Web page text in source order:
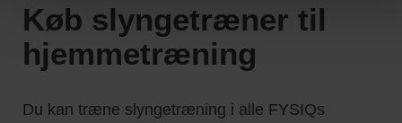
Køb slyngetræner til
hjemmetræning
Du kan træne slyngetræning i alle FYSIQs